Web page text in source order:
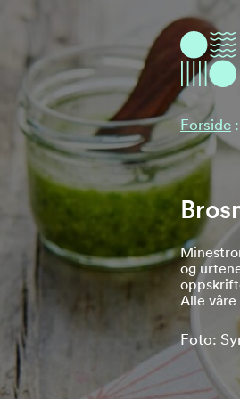
Ocean
Ocean
Forside :
og
Alle
Foto: